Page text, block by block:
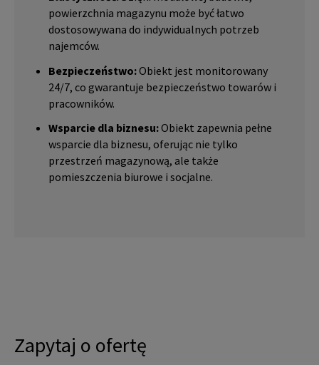
powierzchnia magazynu może być łatwo
dostosowywana do indywidualnych potrzeb
najemców.
Bezpieczeństwo:Obiekt jest monitorowany
24/7, co gwarantuje bezpieczeństwo towarów i
pracowników.
Wsparcie dla biznesu:Obiekt zapewnia pełne
wsparcie dla biznesu, oferując nie tylko
przestrzeń magazynową, ale także
pomieszczenia biurowe i socjalne.
Zapytaj o ofertę